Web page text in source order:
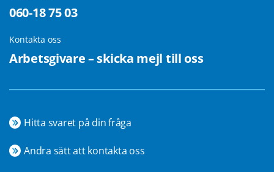
060-18 75 03
Kontakta oss
Arbetsgivare – skicka mejl till oss
Hitta svaret på din fråga
Andra sätt att kontakta oss